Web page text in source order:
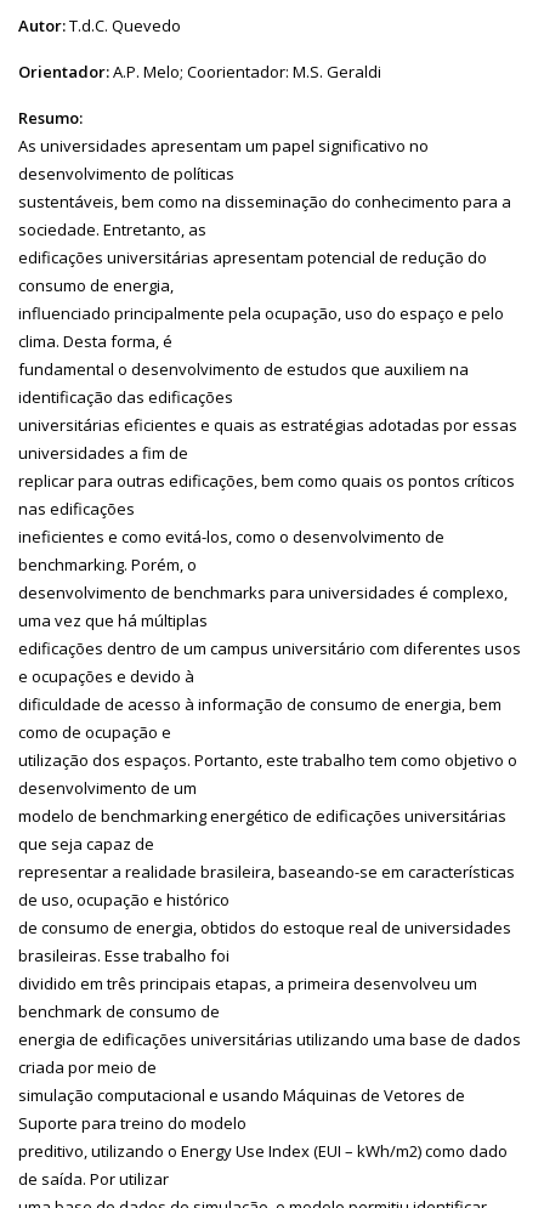
Autor:T.d.C. Quevedo
Orientador:A.P. Melo; Coorientador: M.S. Geraldi
Resumo:
As universidades apresentam um papel significativo no
desenvolvimento de políticas
sustentáveis, bem como na disseminação do conhecimento para a
sociedade. Entretanto, as
edificações universitárias apresentam potencial de redução do
consumo de energia,
influenciado principalmente pela ocupação, uso do espaço e pelo
clima. Desta forma, é
fundamental o desenvolvimento de estudos que auxiliem na
identificação das edificações
universitárias eficientes e quais as estratégias adotadas por essas
universidades a fim de
replicar para outras edificações, bem como quais os pontos críticos
nas edificações
ineficientes e como evitá-los, como o desenvolvimento de
benchmarking. Porém, o
desenvolvimento de benchmarks para universidades é complexo,
uma vez que há múltiplas
edificações dentro de um campus universitário com diferentes usos
e ocupações e devido à
dificuldade de acesso à informação de consumo de energia, bem
como de ocupação e
utilização dos espaços. Portanto, este trabalho tem como objetivo o
desenvolvimento de um
modelo de benchmarking energético de edificações universitárias
que seja capaz de
representar a realidade brasileira, baseando-se em características
de uso, ocupação e histórico
de consumo de energia, obtidos do estoque real de universidades
brasileiras. Esse trabalho foi
dividido em três principais etapas, a primeira desenvolveu um
benchmark de consumo de
energia de edificações universitárias utilizando uma base de dados
criada por meio de
simulação computacional e usando Máquinas de Vetores de
Suporte para treino do modelo
preditivo, utilizando o Energy Use Index (EUI – kWh/m2) como dado
de saída. Por utilizar